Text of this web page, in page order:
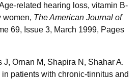
related hearing loss, vitamin B-
women, The American Journal of
69, Issue 3, March 1999, Pages
J, Ornan M, Shapira N, Shahar A.
patients with chronic-tinnitus and